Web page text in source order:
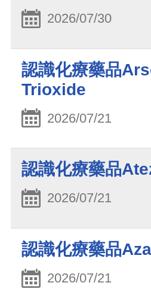
2026/07/30
認識化療藥品
Trioxide
2026/07/21
認識化療藥品
2026/07/21
認識化療藥品
2026/07/21